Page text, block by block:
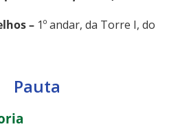
– 1º andar, da Torre I, do
Pauta